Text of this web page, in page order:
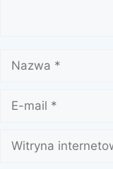
Nazwa
mail
Witryna
internetowa